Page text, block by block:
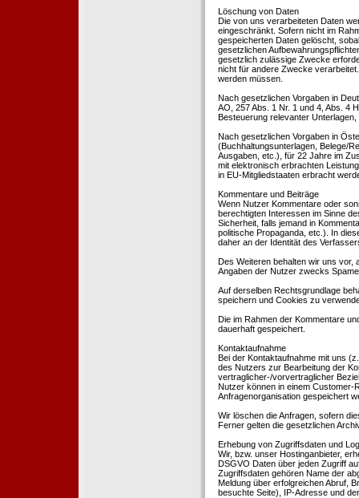
Löschung von Daten
Die von uns verarbeiteten Daten
eingeschränkt. Sofern nicht im
gespeicherten Daten gelöscht,
gesetzlichen
gesetzlich zulässige Zwecke
nicht für andere Zwecke
werden müssen.
Nach gesetzlichen Vorgaben in
AO, 257 Abs. 1 Nr. 1 und 4, Abs. 4
Besteuerung relevanter
Nach gesetzlichen Vorgaben in
(Buchhaltungsunterlagen, Belege/
Ausgaben, etc.), für 22 Jahre im
mit elektronisch erbrachten
in EU-Mitgliedstaaten erbracht
Kommentare und Beiträge
Wenn Nutzer Kommentare oder
berechtigten Interessen im Sinne
Sicherheit, falls jemand in
politische Propaganda, etc.). In
daher an der Identität des
Des Weiteren behalten wir uns vor,
Angaben der Nutzer zwecks
Auf derselben Rechtsgrundlage
speichern und Cookies zu
Die im Rahmen der Kommentare
dauerhaft gespeichert.
Kontaktaufnahme
Bei der Kontaktaufnahme mit uns
des Nutzers zur Bearbeitung der
vertraglicher-/vorvertraglicher
Nutzer können in einem Customer-
Anfragenorganisation gespeichert
Wir löschen die Anfragen, sofern
Ferner gelten die gesetzlichen
Erhebung von Zugriffsdaten und
Wir, bzw. unser Hostinganbieter,
DSGVO Daten über jeden Zugriff
Zugriffsdaten gehören Name der
Meldung über erfolgreichen Abruf,
besuchte Seite), IP-Adresse und